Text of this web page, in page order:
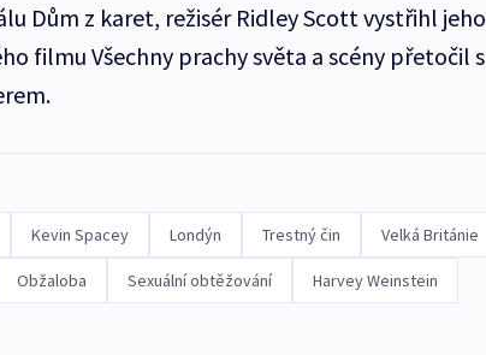
Dům z karet, režisér Ridley Scott vystřihl jeho
filmu Všechny prachy světa a scény přetočil s
Kevin Spacey Londýn Trestný čin Velká Británie
Obžaloba Sexuální obtěžování Harvey Weinstein